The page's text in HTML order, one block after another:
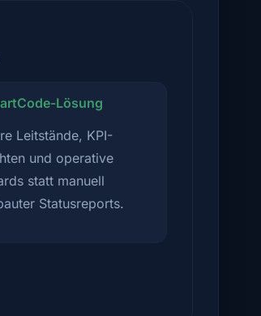
Lösung
Leitstände, KPI-
und operative
statt manuell
Statusreports.